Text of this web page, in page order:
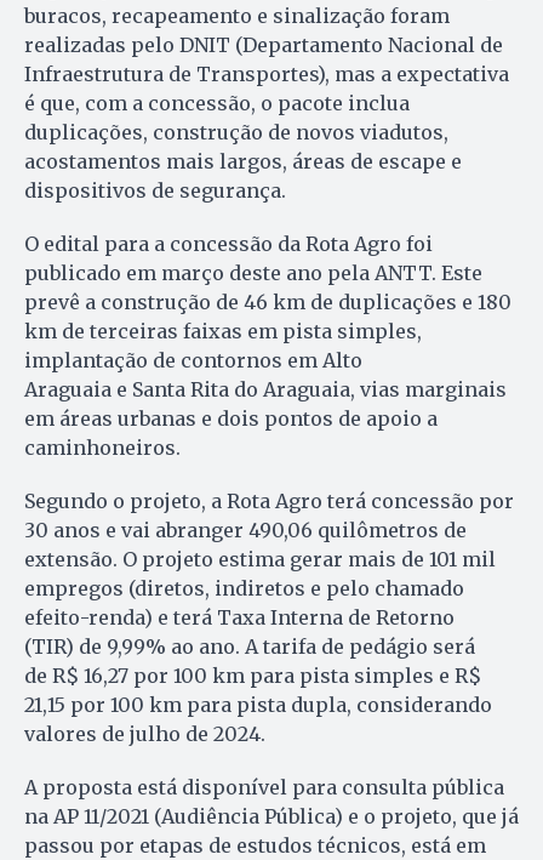
buracos, recapeamento e sinalização foram
realizadas pelo DNIT (Departamento Nacional de
Infraestrutura de Transportes), mas a expectativa
é que, com a concessão, o pacote inclua
duplicações, construção de novos viadutos,
acostamentos mais largos, áreas de escape e
dispositivos de segurança.
O edital para a concessão da Rota Agro foi
publicado em março deste ano pela ANTT. Este
prevê a construção de 46 km de duplicações e 180
km de terceiras faixas em pista simples,
implantação de contornos em Alto
Araguaia e Santa Rita do Araguaia, vias marginais
em áreas urbanas e dois pontos de apoio a
caminhoneiros.
Segundo o projeto, a Rota Agro terá concessão por
30 anos e vai abranger 490,06 quilômetros de
extensão. O projeto estima gerar mais de 101 mil
empregos (diretos, indiretos e pelo chamado
efeito-renda) e terá Taxa Interna de Retorno
(TIR) de 9,99% ao ano. A tarifa de pedágio será
de R$ 16,27 por 100 km para pista simples e R$
21,15 por 100 km para pista dupla, considerando
valores de julho de 2024.
A proposta está disponível para consulta pública
na AP 11/2021 (Audiência Pública) e o projeto, que já
passou por etapas de estudos técnicos, está em